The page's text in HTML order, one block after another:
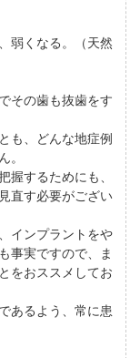
弱くなる。（天然
その歯も抜歯をす
も、どんな地症例
するためにも、
直す必要がござい
インプラントをや
事実ですので、ま
をおススメしてお
あるよう、常に患